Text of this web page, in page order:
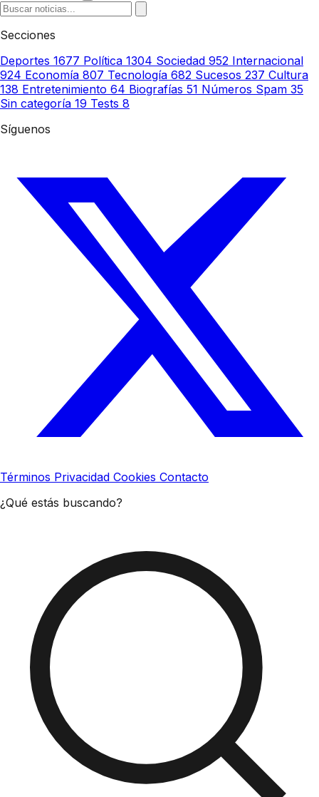
Secciones
Deportes 1677 Política 1304 Sociedad 952 Internacional
924 Economía 807 Tecnología 682 Sucesos 237 Cultura
138 Entretenimiento 64 Biografías 51 Números Spam 35
Sin categoría 19 Tests 8
Síguenos
Términos Privacidad Cookies Contacto
¿Qué estás buscando?